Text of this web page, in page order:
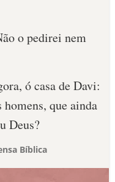
o pedirei nem
ó casa de Davi:
homens, que ainda
Deus?
Bíblica